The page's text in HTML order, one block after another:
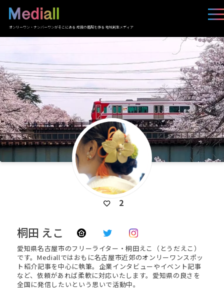
オンリーワン・ナンバーワンがそこにある 応援の循環を作る 地域創生メディア
2
桐田 えこ
愛知県名古屋市のフリーライター・桐田えこ（とうだえこ）
です。Mediallではおもに名古屋市近郊のオンリーワンスポッ
ト紹介記事を中心に執筆。企業インタビューやイベント記事
など、依頼があれば柔軟に対応いたします。愛知県の良さを
全国に発信したいという思いで活動中。